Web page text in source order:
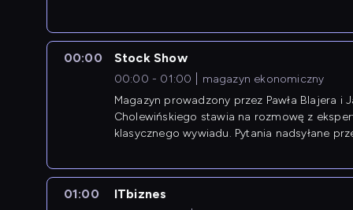
00:00 Stock Show
00:00 - 01:00
magazyn ekonomiczny
Magazyn prowadzony przez Pawła Blajera i
Cholewińskiego stawia na rozmowę z
klasycznego wywiadu. Pytania nadsyłane
01:00 ITbiznes